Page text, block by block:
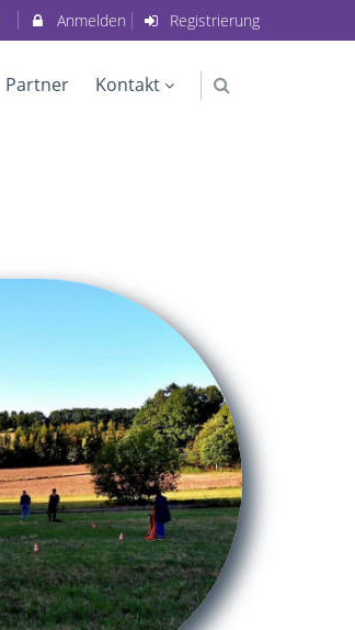
Anmelden Registrierung
Partner Kontakt